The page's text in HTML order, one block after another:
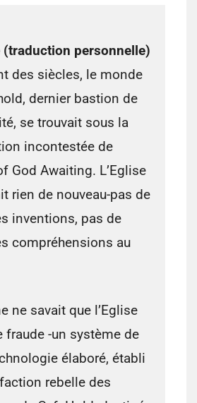
(traduction personnelle)
des siècles, le monde
dernier bastion de
se trouvait sous la
incontestée de
God Awaiting. L’Eglise
rien de nouveau-pas de
inventions, pas de
compréhensions au
ne savait que l’Eglise
fraude -un système de
élaboré, établi
rebelle des